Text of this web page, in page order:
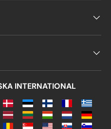
INTERNATIONAL